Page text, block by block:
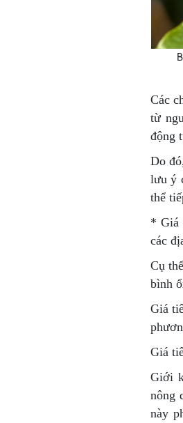
Các
từ
động
Do
lưu ý
thể
* Giá
các
Cụ
bình
Giá
Giá
Giới
nông
này